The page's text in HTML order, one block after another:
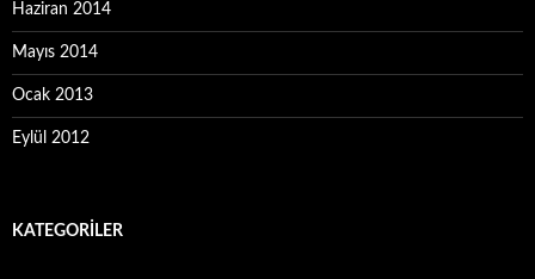
Haziran 2014
Mayıs 2014
Ocak 2013
Eylül 2012
KATEGORILER